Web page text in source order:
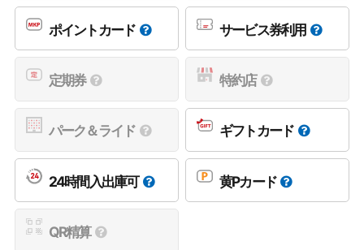
ポイントカード サービス券利用
定期券 特約店
パーク＆ライド ギフトカード
24時間入出庫可 黄Pカード
QR精算